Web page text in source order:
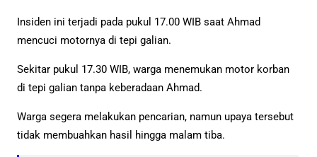
Insiden ini terjadi pada pukul 17.00 WIB saat Ahmad
mencuci motornya di tepi galian.
Sekitar pukul 17.30 WIB, warga menemukan motor korban
di tepi galian tanpa keberadaan Ahmad.
Warga segera melakukan pencarian, namun upaya tersebut
tidak membuahkan hasil hingga malam tiba.